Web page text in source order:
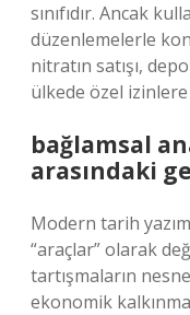
sınıfıdır. Ancak
düzenlemelerle
nitratın satışı,
ülkede özel
bağlamsal
arasındaki
Modern tarih
“araçlar” olarak
tartışmaların
ekonomik